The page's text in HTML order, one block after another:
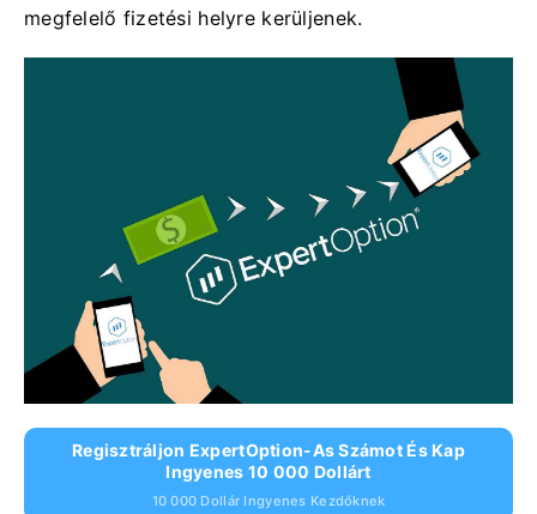
megfelelő fizetési helyre kerüljenek.
Regisztráljon ExpertOption-As Számot És Kap
Ingyenes 10 000 Dollárt
10 000 Dollár Ingyenes Kezdőknek